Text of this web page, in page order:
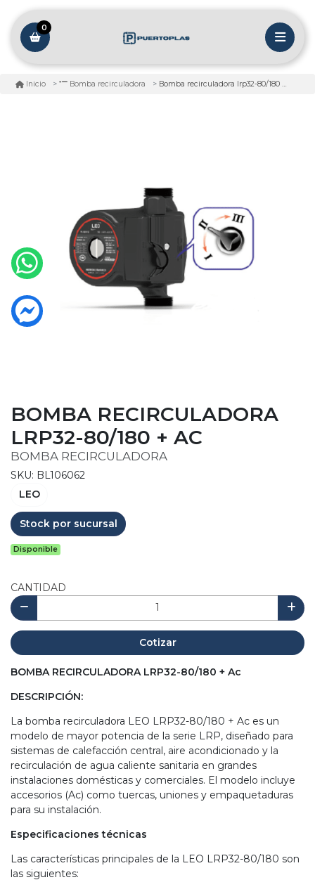
0
Inicio Bomba recirculadora Bomba recirculadora lrp32-80/180 + ac
BOMBA RECIRCULADORA
LRP32-80/180 + AC
BOMBA RECIRCULADORA
SKU: BL106062
LEO
Stock por sucursal
Disponible
CANTIDAD
Cotizar
BOMBA RECIRCULADORA LRP32-80/180 + Ac
DESCRIPCIÓN:
La bomba recirculadora LEO LRP32-80/180 + Ac es un
modelo de mayor potencia de la serie LRP, diseñado para
sistemas de calefacción central, aire acondicionado y la
recirculación de agua caliente sanitaria en grandes
instalaciones domésticas y comerciales. El modelo incluye
accesorios (Ac) como tuercas, uniones y empaquetaduras
para su instalación.
Especificaciones técnicas
Las características principales de la LEO LRP32-80/180 son
las siguientes: